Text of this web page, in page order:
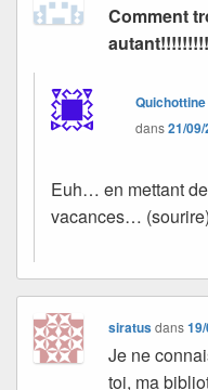
Comment
Quichottine
dans21/
Euh… en mettant
vacances… (sourire)
siratusdans
Je ne
toi, ma